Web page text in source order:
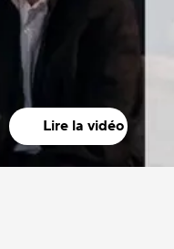
Lire la vidéo